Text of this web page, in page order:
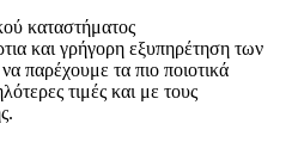
καταστήματος
και γρήγορη εξυπηρέτηση των
παρέχουμε τα πιο ποιοτικά
τιμές και με τους